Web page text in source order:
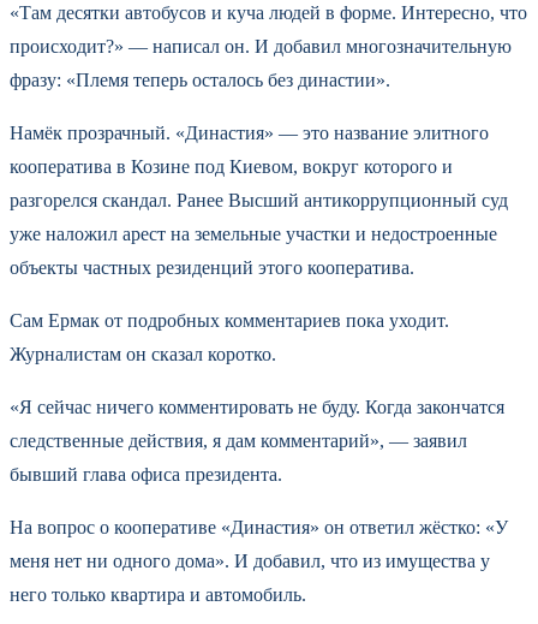
«Там десятки автобусов и куча людей в форме. Интересно, что
происходит?» — написал он. И добавил многозначительную
фразу: «Племя теперь осталось без династии».
Намёк прозрачный. «Династия» — это название элитного
кооператива в Козине под Киевом, вокруг которого и
разгорелся скандал. Ранее Высший антикоррупционный суд
уже наложил арест на земельные участки и недостроенные
объекты частных резиденций этого кооператива.
Сам Ермак от подробных комментариев пока уходит.
Журналистам он сказал коротко.
«Я сейчас ничего комментировать не буду. Когда закончатся
следственные действия, я дам комментарий», — заявил
бывший глава офиса президента.
На вопрос о кооперативе «Династия» он ответил жёстко: «У
меня нет ни одного дома». И добавил, что из имущества у
него только квартира и автомобиль.